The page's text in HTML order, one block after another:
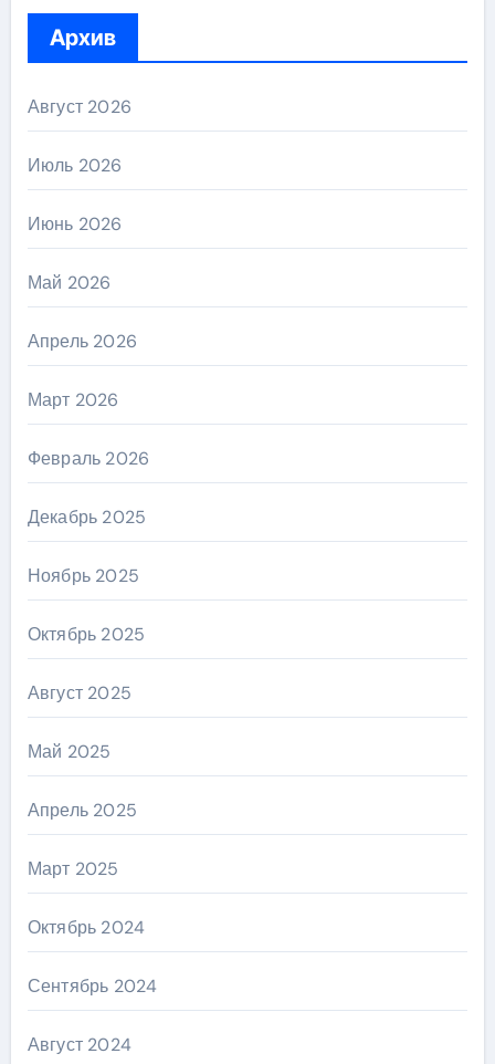
Архив
Август 2026
Июль 2026
Июнь 2026
Май 2026
Апрель 2026
Март 2026
Февраль 2026
Декабрь 2025
Ноябрь 2025
Октябрь 2025
Август 2025
Май 2025
Апрель 2025
Март 2025
Октябрь 2024
Сентябрь 2024
Август 2024